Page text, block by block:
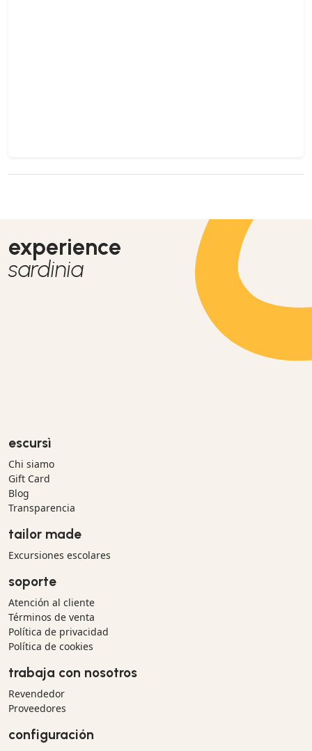
experience
sardinia
escursì
Chi siamo
Gift Card
Blog
Transparencia
tailor made
Excursiones escolares
soporte
Atención al cliente
Términos de venta
Política de privacidad
Política de cookies
trabaja con nosotros
Revendedor
Proveedores
configuración